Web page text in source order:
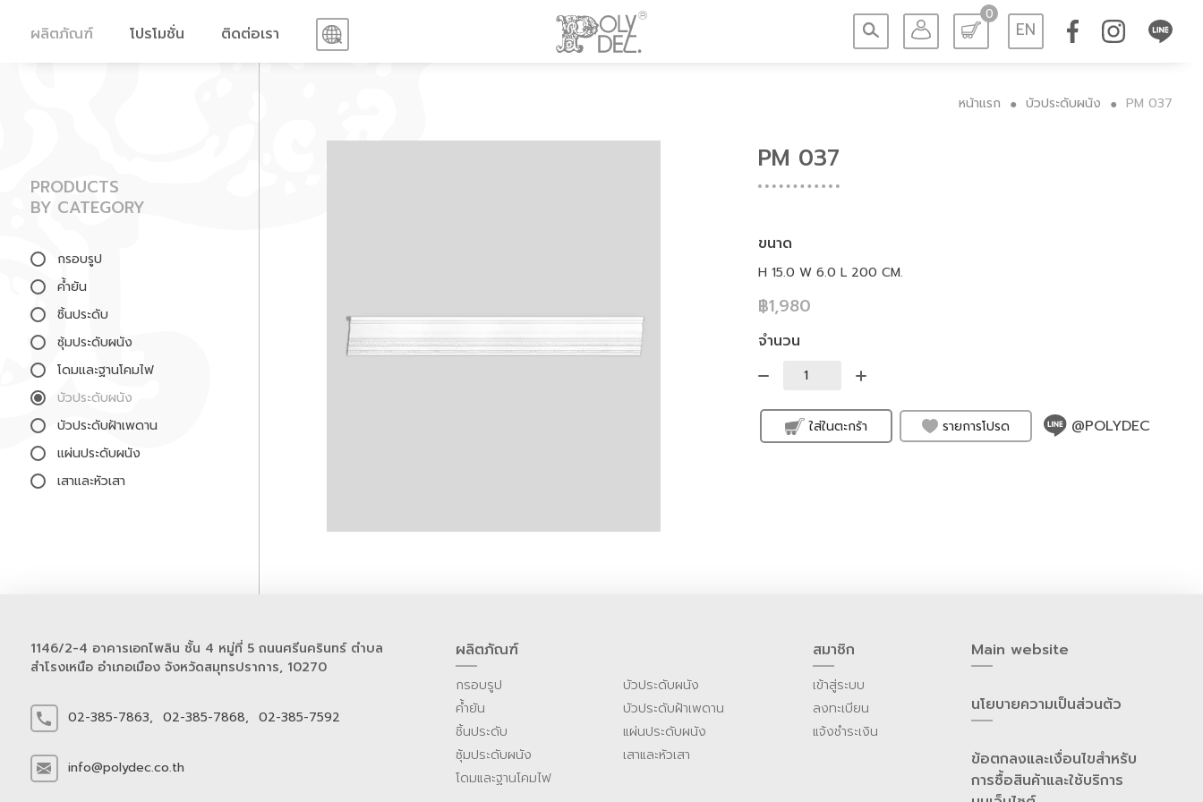
ผลิตภัณฑ์ โปรโมชั่น ติดต่อเรา
0
EN
PRODUCTS
BY CATEGORY
กรอบรูป
ค้ำยัน
ชิ้นประดับ
ซุ้มประดับผนัง
โดมและฐานโคมไฟ
บัวประดับผนัง
บัวประดับฝ้าเพดาน
แผ่นประดับผนัง
เสาและหัวเสา
หน้าแรก ● บัวประดับผนัง ● PM 037
PM 037
ขนาด
H 15.0 W 6.0 L 200 CM.
฿1,980
จำนวน
ใส่ในตะกร้า รายการโปรด @POLYDEC
1146/2-4 อาคารเอกไพลิน ชั้น 4 หมู่ที่ 5 ถนนศรีนครินทร์ ตำบล
สำโรงเหนือ อำเภอเมือง จังหวัดสมุทรปราการ, 10270
02-385-7863, 02-385-7868, 02-385-7592
info@polydec.co.th
ผลิตภัณฑ์
กรอบรูป
ค้ำยัน
ชิ้นประดับ
ซุ้มประดับผนัง
โดมและฐานโคมไฟ
บัวประดับผนัง
บัวประดับฝ้าเพดาน
แผ่นประดับผนัง
เสาและหัวเสา
สมาชิก
เข้าสู่ระบบ
ลงทะเบียน
แจ้งชำระเงิน
Main website
นโยบายความเป็นส่วนต้ว
ข้อตกลงและเงื่อนไขสำหรับ
การซื้อสินค้าและใช้บริการ